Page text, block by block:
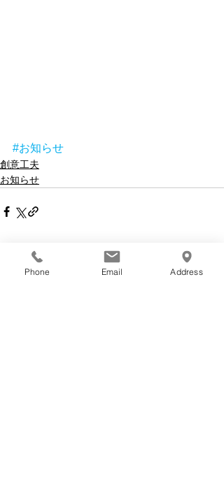
#お知らせ
創意工夫
お知らせ
最新記事 すべて表示
Phone Email Address